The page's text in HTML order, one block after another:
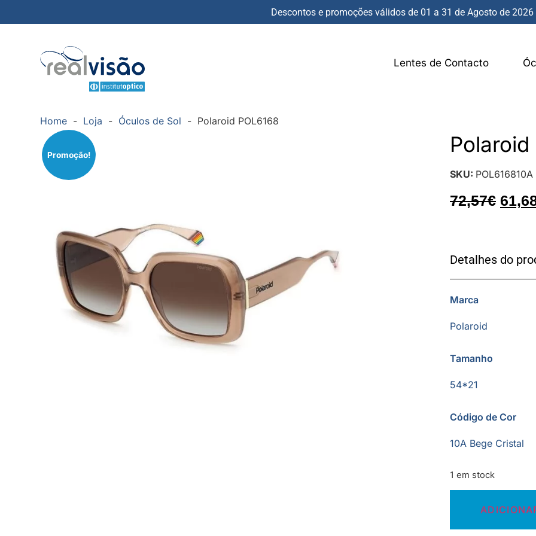
Descontos e promoções válidos de 01 a 31 de Agosto de 2026
Lentes de Contacto
Home - Loja - Óculos de Sol - Polaroid POL6168
Promoção! Polaroid
SKU: POL616810A
72,57€
Detalhes do
Marca
Polaroid
Tamanho
54*21
Código de Cor
10A Bege Cristal
1 em stock